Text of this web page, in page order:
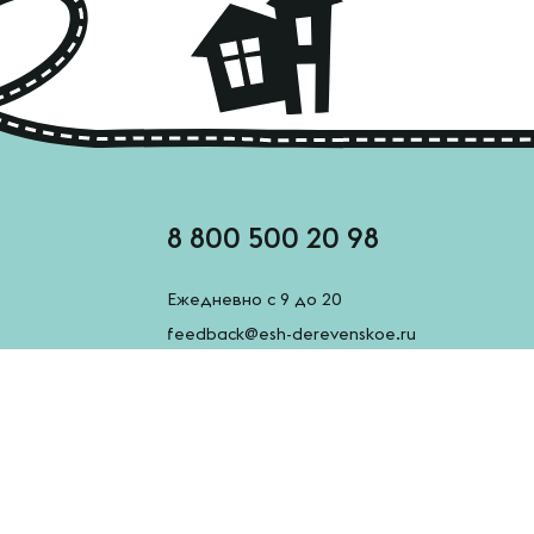
8 800 500 20 98
Ежедневно с 9 до 20
feedback@esh-derevenskoe.ru